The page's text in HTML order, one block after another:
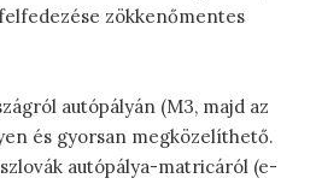
zökkenőmentes
autópályán (M3, majd az
és gyorsan megközelíthető.
autópálya-matricáról (e-